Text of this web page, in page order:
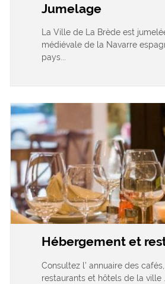
Jumelage
La Ville de La Brède est
médiévale de la Navarre
pays...
Hébergement et
Consultez l’ annuaire des
restaurants et hôtels de la